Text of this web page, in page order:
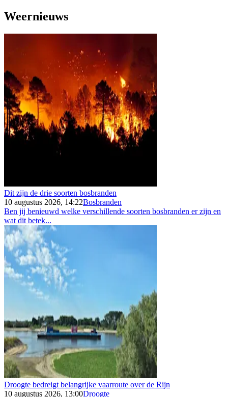
Weernieuws
Dit zijn de drie soorten bosbranden
10 augustus 2026, 14:22Bosbranden
Ben jij benieuwd welke verschillende soorten bosbranden er zijn en
wat dit betek...
Droogte bedreigt belangrijke vaarroute over de Rijn
10 augustus 2026, 13:00Droogte